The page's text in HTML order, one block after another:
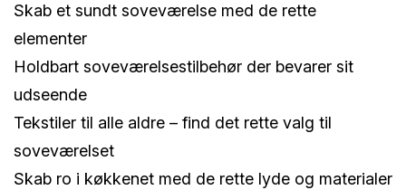
Skab et sundt soveværelse med de rette
elementer
Holdbart soveværelsestilbehør der bevarer sit
udseende
Tekstiler til alle aldre – find det rette valg til
soveværelset
Skab ro i køkkenet med de rette lyde og materialer